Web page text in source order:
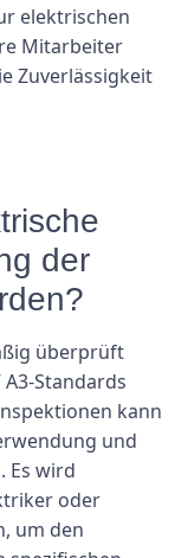
elektrischen
Mitarbeiter
Zuverlässigkeit
der
überprüft
Standards
kann
und
Es wird
oder
um den